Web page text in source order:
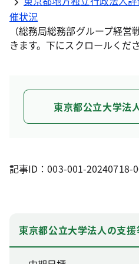
催状況
（総務局総務部グループ経
きます。下にスクロールくださ
東京都公立大学法
記事ID：003-001-20240718-
東京都公立大学法人の支援